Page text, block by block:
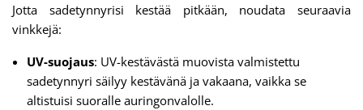
Jotta sadetynnyrisi kestää pitkään, noudata seuraavia
vinkkejä:
UV-suojaus: UV-kestävästä muovista valmistettu
sadetynnyri säilyy kestävänä ja vakaana, vaikka se
altistuisi suoralle auringonvalolle.